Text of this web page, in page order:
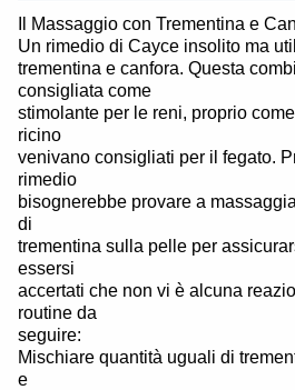
Il Massaggio con Trementina e
Un rimedio di Cayce insolito ma
trementina e canfora. Questa
consigliata come
stimolante per le reni, proprio
ricino
venivano consigliati per il fegato.
rimedio
bisognerebbe provare a
di
trementina sulla pelle per
essersi
accertati che non vi è alcuna
routine da
seguire:
Mischiare quantità uguali di
e